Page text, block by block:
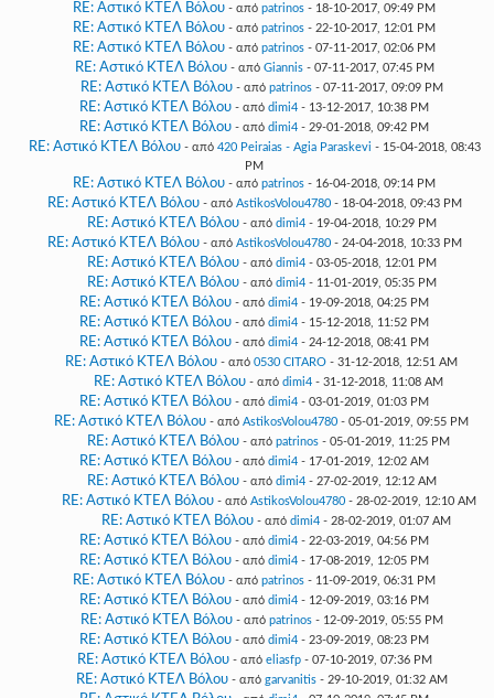
RE: Αστικό ΚΤΕΛ Βόλου - από patrinos - 18-10-2017, 09:49 PM
RE: Αστικό ΚΤΕΛ Βόλου - από patrinos - 22-10-2017, 12:01 PM
RE: Αστικό ΚΤΕΛ Βόλου - από patrinos - 07-11-2017, 02:06 PM
RE: Αστικό ΚΤΕΛ Βόλου - από Giannis- 07-11-2017, 07:45 PM
RE: Αστικό ΚΤΕΛ Βόλου - από patrinos- 07-11-2017, 09:09 PM
RE: Αστικό ΚΤΕΛ Βόλου - από dimi4 - 13-12-2017, 10:38 PM
RE: Αστικό ΚΤΕΛ Βόλου - από dimi4 - 29-01-2018, 09:42 PM
RE: Αστικό ΚΤΕΛ Βόλου - από 420 Peiraias - Agia Paraskevi - 15-04-2018, 08:43
PM
RE: Αστικό ΚΤΕΛ Βόλου - από patrinos - 16-04-2018, 09:14 PM
RE: Αστικό ΚΤΕΛ Βόλου - από AstikosVolou4780- 18-04-2018, 09:43 PM
RE: Αστικό ΚΤΕΛ Βόλου - από dimi4- 19-04-2018, 10:29 PM
RE: Αστικό ΚΤΕΛ Βόλου - από AstikosVolou4780- 24-04-2018, 10:33 PM
RE: Αστικό ΚΤΕΛ Βόλου - από dimi4- 03-05-2018, 12:01 PM
RE: Αστικό ΚΤΕΛ Βόλου - από dimi4- 11-01-2019, 05:35 PM
RE: Αστικό ΚΤΕΛ Βόλου - από dimi4 - 19-09-2018, 04:25 PM
RE: Αστικό ΚΤΕΛ Βόλου - από dimi4 - 15-12-2018, 11:52 PM
RE: Αστικό ΚΤΕΛ Βόλου - από dimi4 - 24-12-2018, 08:41 PM
RE: Αστικό ΚΤΕΛ Βόλου - από 0530 CITARO - 31-12-2018, 12:51 AM
RE: Αστικό ΚΤΕΛ Βόλου - από dimi4 - 31-12-2018, 11:08 AM
RE: Αστικό ΚΤΕΛ Βόλου - από dimi4 - 03-01-2019, 01:03 PM
RE: Αστικό ΚΤΕΛ Βόλου - από AstikosVolou4780 - 05-01-2019, 09:55 PM
RE: Αστικό ΚΤΕΛ Βόλου - από patrinos - 05-01-2019, 11:25 PM
RE: Αστικό ΚΤΕΛ Βόλου - από dimi4 - 17-01-2019, 12:02 AM
RE: Αστικό ΚΤΕΛ Βόλου - από dimi4- 27-02-2019, 12:12 AM
RE: Αστικό ΚΤΕΛ Βόλου - από AstikosVolou4780- 28-02-2019, 12:10 AM
RE: Αστικό ΚΤΕΛ Βόλου - από dimi4- 28-02-2019, 01:07 AM
RE: Αστικό ΚΤΕΛ Βόλου - από dimi4 - 22-03-2019, 04:56 PM
RE: Αστικό ΚΤΕΛ Βόλου - από dimi4 - 17-08-2019, 12:05 PM
RE: Αστικό ΚΤΕΛ Βόλου - από patrinos - 11-09-2019, 06:31 PM
RE: Αστικό ΚΤΕΛ Βόλου - από dimi4 - 12-09-2019, 03:16 PM
RE: Αστικό ΚΤΕΛ Βόλου - από patrinos- 12-09-2019, 05:55 PM
RE: Αστικό ΚΤΕΛ Βόλου - από dimi4 - 23-09-2019, 08:23 PM
RE: Αστικό ΚΤΕΛ Βόλου - από eliasfp- 07-10-2019, 07:36 PM
RE: Αστικό ΚΤΕΛ Βόλου - από garvanitis- 29-10-2019, 01:32 AM